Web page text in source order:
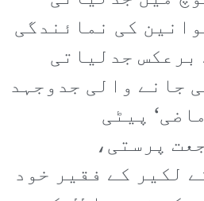
کی نمائندگی
جدلیاتی
جانے والی جدوجہد
پیٹی
پرستی،
لکیر کے فقیر خود